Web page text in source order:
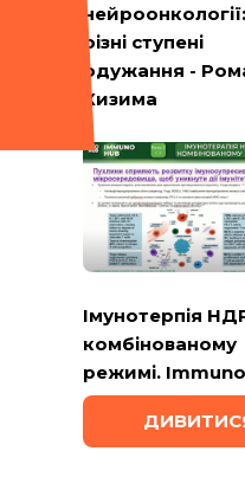
нейроонкології:
різні ступені
одужання -
Кизима
Імунотерпія
комбінованому
режимі.